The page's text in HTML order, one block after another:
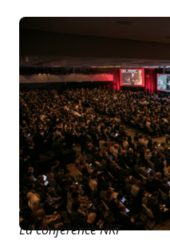
La conférence NRF